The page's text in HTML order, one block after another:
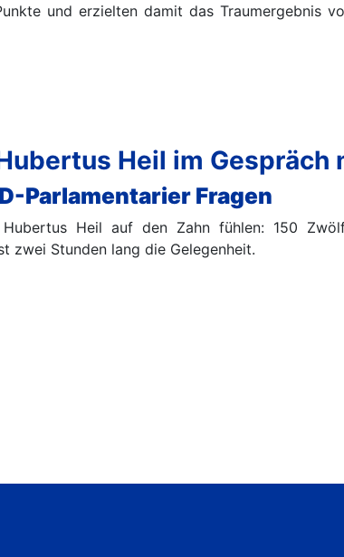
und erzielten damit das Traumergebnis
Heil im Gespräch
Parlamentarier Fragen
Hubertus Heil auf den Zahn fühlen: 150
zwei Stunden lang die Gelegenheit.